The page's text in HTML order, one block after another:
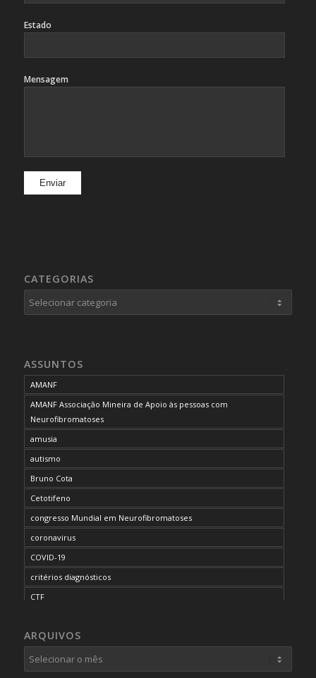
Estado
Mensagem
CATEGORIAS
Categorias
ASSUNTOS
AMANF
AMANF Associação Mineira de Apoio às pessoas com
Neurofibromatoses
amusia
autismo
Bruno Cota
Cetotifeno
congresso Mundial em Neurofibromatoses
coronavirus
COVID-19
critérios diagnósticos
CTF
desordem do processamento auditivo
diagnóstico
ARQUIVOS